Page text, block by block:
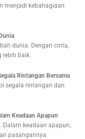
menjadi kebahagiaan
dunia. Dengan cinta,
lebih baik.
Rintangan Bersama
segala rintangan dan
Keadaan Apapun
keadaan apapun,
pasangannya.